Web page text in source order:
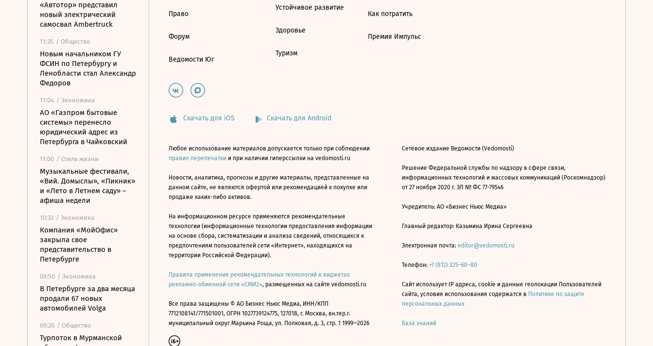
«Автотор» представил
новый электрический
самосвал Ambertruck
11:35 / Общество
Новым начальником ГУ
ФСИН по Петербургу и
Ленобласти стал Александр
Федоров
11:04 / Экономика
АО «Газпром бытовые
системы» перенесло
юридический адрес из
Петербурга в Чайковский
11:00 / Стиль жизни
Музыкальные фестивали,
«Вий. Домыслы», «Пикник»
и «Лето в Летнем саду» –
афиша недели
10:32 / Экономика
Компания «МойОфис»
закрыла свое
представительство в
Петербурге
09:50 / Экономика
В Петербурге за два месяца
продали 67 новых
автомобилей Volga
09:20 / Общество
Турпоток в Мурманской
Право
Форум
Ведомости Юг
Устойчивое развитие
Здоровье
Туризм
Как потратить
Премия Импульс
Скачать для iOS Скачать для Android
Любое использование материалов допускается только при соблюдении
правил перепечатки и при наличии гиперссылки на vedomosti.ru
Новости, аналитика, прогнозы и другие материалы, представленные на
данном сайте, не являются офертой или рекомендацией к покупке или
продаже каких-либо активов.
На информационном ресурсе применяются рекомендательные
технологии (информационные технологии предоставления информации
на основе сбора, систематизации и анализа сведений, относящихся к
предпочтениям пользователей сети «Интернет», находящихся на
территории Российской Федерации).
Правила применения рекомендательных технологий в виджетах
рекламно-обменной сети «СМИ2», размещенных на сайте vedomosti.ru
Все права защищены © АО Бизнес Ньюс Медиа, ИНН/КПП
7712108141/771501001, ОГРН 1027739124775, 127018, г. Москва, вн.тер.г.
муниципальный округ Марьина Роща, ул. Полковая, д. 3, стр. 1 1999—2026
Сетевое издание Ведомости (Vedomosti)
Решение Федеральной службы по надзору в сфере связи,
информационных технологий и массовых коммуникаций (Роскомнадзор)
от 27 ноября 2020 г. ЭЛ № ФС 77-79546
Учредитель: АО «Бизнес Ньюс Медиа»
Главный редактор: Казьмина Ирина Сергеевна
Электронная почта: editor@vedomosti.ru
Телефон: +7 (812) 325–60–80
Сайт использует IP адреса, cookie и данные геолокации Пользователей
сайта, условия использования содержатся в Политике по защите
персональных данных
База знаний